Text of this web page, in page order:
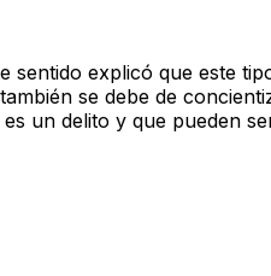
sentido explicó que este
se debe de
un delito y que pueden